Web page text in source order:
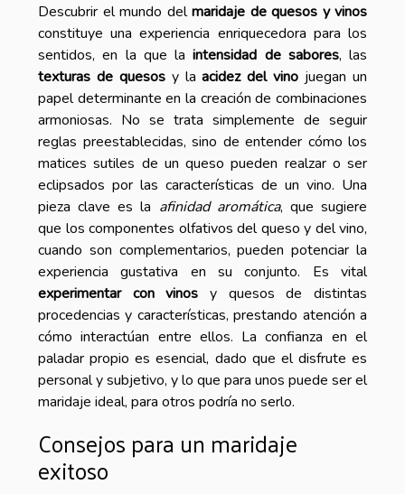
Descubrir el mundo delmaridaje de quesos y vinos
constituye una experiencia enriquecedora para los
sentidos, en la que laintensidad de sabores, las
texturas de quesosy laacidez del vino juegan un
papel determinante en la creación de combinaciones
armoniosas. No se trata simplemente de seguir
reglas preestablecidas, sino de entender cómo los
matices sutiles de un queso pueden realzar o ser
eclipsados por las características de un vino. Una
pieza clave es la afinidad aromática, que sugiere
que los componentes olfativos del queso y del vino,
cuando son complementarios, pueden potenciar la
experiencia gustativa en su conjunto. Es vital
experimentar con vinos y quesos de distintas
procedencias y características, prestando atención a
cómo interactúan entre ellos. La confianza en el
paladar propio es esencial, dado que el disfrute es
personal y subjetivo, y lo que para unos puede ser el
maridaje ideal, para otros podría no serlo.
Consejos para un maridaje
exitoso